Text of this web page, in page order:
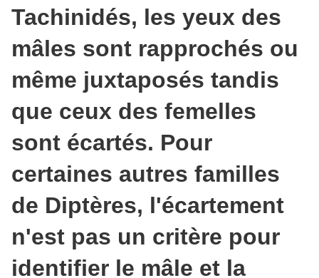
Tachinidés, les yeux des
mâles sont rapprochés ou
même juxtaposés tandis
que ceux des femelles
sont écartés. Pour
certaines autres familles
de Diptères, l'écartement
n'est pas un critère pour
identifier le mâle et la